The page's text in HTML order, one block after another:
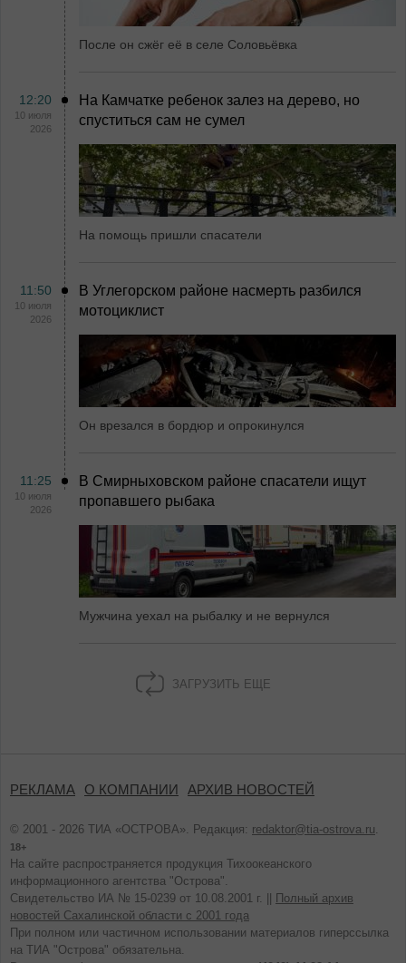
После он сжёг её в селе Соловьёвка
12:20
10 июля
2026
На Камчатке ребенок залез на дерево, но
спуститься сам не сумел
На помощь пришли спасатели
11:50
10 июля
2026
В Углегорском районе насмерть разбился
мотоциклист
Он врезался в бордюр и опрокинулся
11:25
10 июля
2026
В Смирныховском районе спасатели ищут
пропавшего рыбака
Мужчина уехал на рыбалку и не вернулся
ЗАГРУЗИТЬ ЕЩЕ
РЕКЛАМА О КОМПАНИИ АРХИВ НОВОСТЕЙ
© 2001 - 2026 ТИА «ОСТРОВА». Редакция: redaktor@tia-ostrova.ru.
18+
На сайте распространяется продукция Тихоокеанского
информационного агентства "Острова".
Свидетельство ИА № 15-0239 от 10.08.2001 г. ||
Полный архив
новостей Сахалинской области с 2001 года
При полном или частичном использовании материалов гиперссылка
на ТИА "Острова" обязательна.